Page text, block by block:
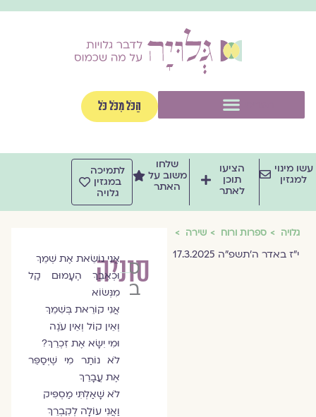
הַכֹּל מִכֹּל כֹּל
מינוי
למגזין
הציעו
תוכן
לאתר
שלחו
משוב על
האתר
לתמיכה
במגזין
גלויה
גלויה ספרות ורוח שירה
י״ז באדר ה׳תשפ״ה 17.3.2025 סוניה
סוניה
ביידר
אֲנִי נוֹשֵׂאת אֶת שְׁמֵךְ
וּכְאֵבֵךְ הֶעָמוּם קַל
מִנְּשׂוֹא
אֲנִי קוֹרֵאת בְּשִׁמֵךְ
וְאֵין קוֹל וְאֵין עֹנֶה
וּמִי יִשָּׂא אֶת זִכְרֵךְ?
לֹא נוֹתַר מִי שֶׁיְּסַפֵּר
אֶת עֲבָרֵךְ
לֹא שָׁאַלְתִּי מַסְפִּיק
וַאֲנִי עוֹלָה לְקִבְרֵךְ